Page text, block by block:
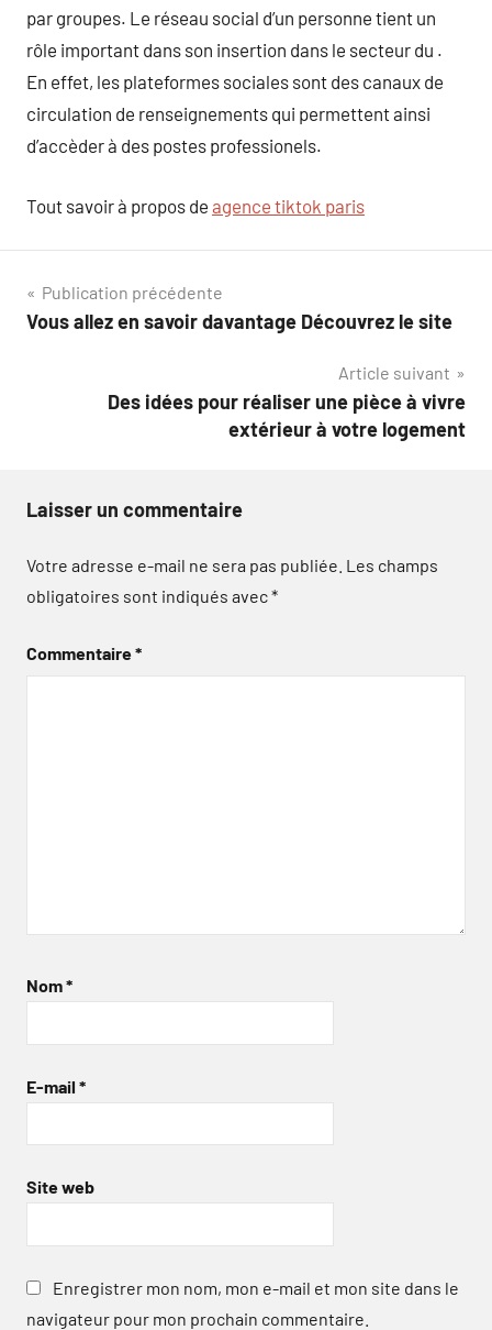
par groupes. Le réseau social d’un personne tient un
rôle important dans son insertion dans le secteur du .
En effet, les plateformes sociales sont des canaux de
circulation de renseignements qui permettent ainsi
d’accèder à des postes professionels.
Tout savoir à propos de agence tiktok paris
Navigation
de
Publication précédente
Vous allez en savoir davantage Découvrez le site
Article suivant
Des idées pour réaliser une pièce à vivre
extérieur à votre logement
Laisser un commentaire
Votre adresse e-mail ne sera pas publiée. Les champs
obligatoires sont indiqués avec*
Commentaire*
Nom*
E-mail *
Site web
Enregistrer mon nom, mon e-mail et mon site dans le
navigateur pour mon prochain commentaire.